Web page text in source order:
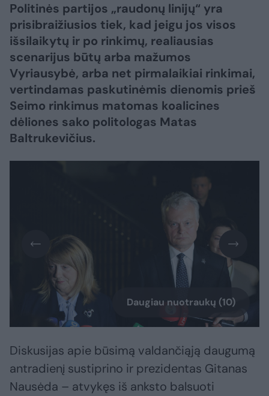
Politinės partijos „raudonų linijų“ yra
prisibraižiusios tiek, kad jeigu jos visos
išsilaikytų ir po rinkimų, realiausias
scenarijus būtų arba mažumos
Vyriausybė, arba net pirmalaikiai rinkimai,
vertindamas paskutinėmis dienomis prieš
Seimo rinkimus matomas koalicines
dėliones sako politologas Matas
Baltrukevičius.
Daugiau nuotraukų (10)
Diskusijas apie būsimą valdančiąją daugumą
antradienį sustiprino ir prezidentas Gitanas
Nausėda – atvykęs iš anksto balsuoti